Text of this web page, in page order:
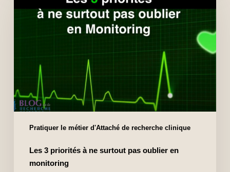
Pratiquer le métier d'Attaché de recherche clinique
Les 3 priorités à ne surtout pas oublier en
monitoring